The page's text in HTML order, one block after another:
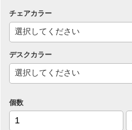
チェアカラー
デスクカラー
個数